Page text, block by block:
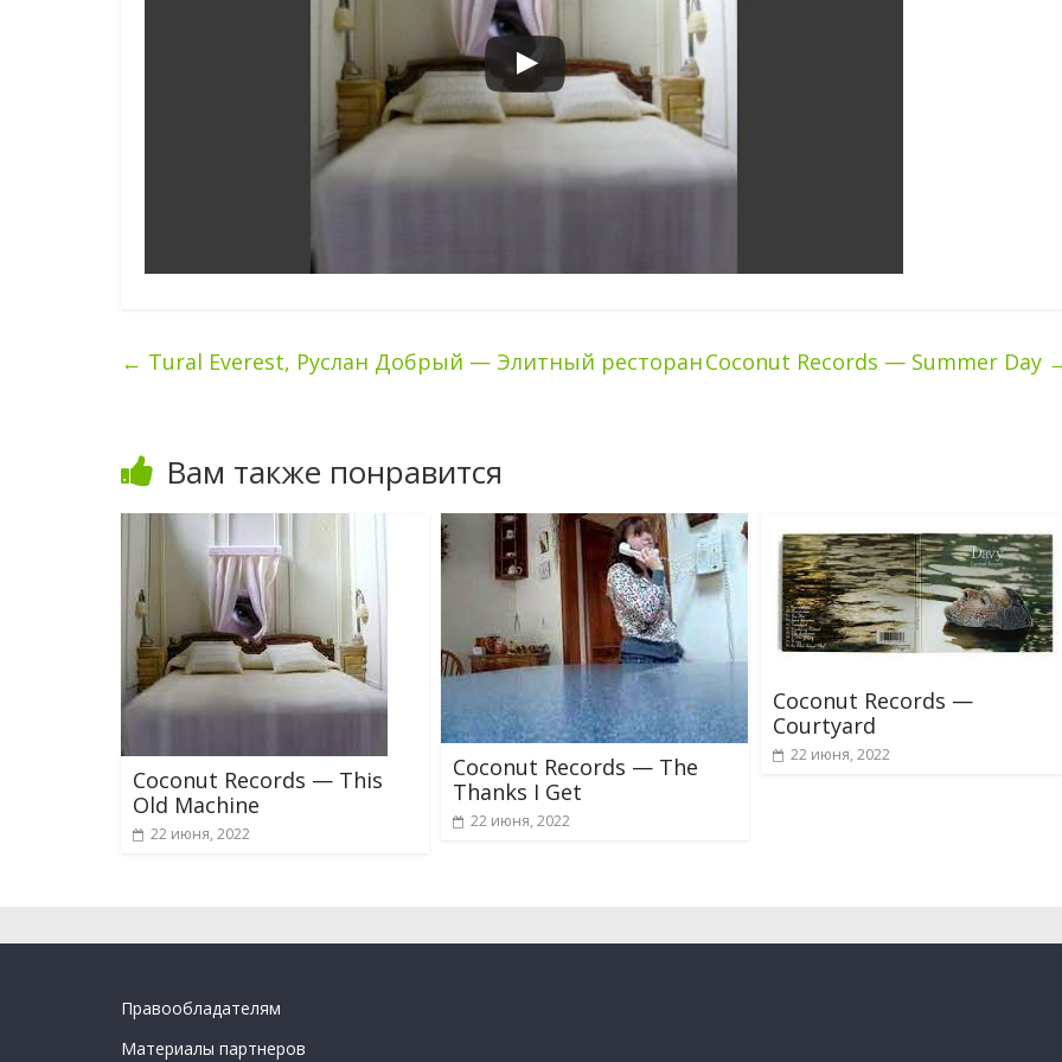
← Tural Everest, Руслан Добрый — Элитный ресторанCoconut Records — Summer Day
Вам также понравится
Coconut Records — This
Old Machine
22 июня, 2022
Coconut Records — The
Thanks I Get
22 июня, 2022
Coconut Records —
Courtyard
22 июня, 2022
Правообладателям
Материалы партнеров